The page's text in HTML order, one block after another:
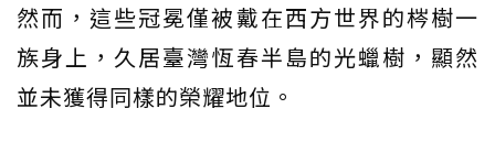
然而，這些冠冕僅被戴在西方世界的梣樹一
族身上，久居臺灣恆春半島的光蠟樹，顯然
並未獲得同樣的榮耀地位。